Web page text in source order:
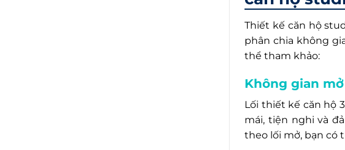
Thiết kế căn hộ
phân chia không
thể tham khảo:
Không gian mở
Lối thiết kế căn hộ
mái, tiện nghi và
theo lối mở, bạn có